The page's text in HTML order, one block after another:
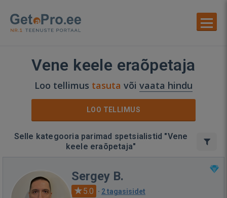
Vene keele eraõpetaja
Loo tellimus tasuta või vaata hindu
LOO TELLIMUS
Selle kategooria parimad spetsialistid "Vene
keele eraõpetaja"
Sergey B.
5.0 · 2 tagasisidet